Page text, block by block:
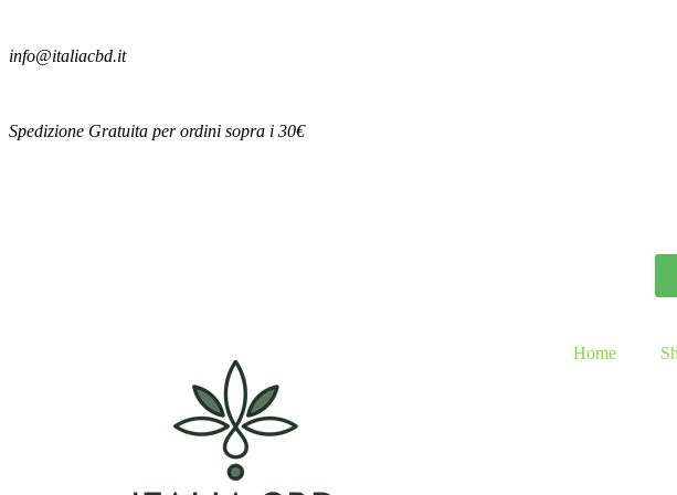
info@italiacbd.it
Spedizione Gratuita per ordini sopra i 30€
Home